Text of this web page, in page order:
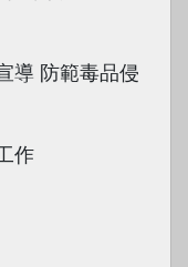
導 防範毒品侵
作